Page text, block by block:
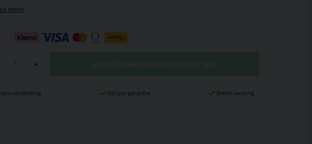
meer
+
verzending Vijf jaar garantie Snelle levering